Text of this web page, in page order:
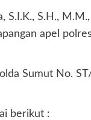
S.H.,
apel
Sumut No.
berikut :